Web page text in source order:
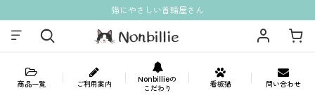
猫にやさしい首輪屋さん
商品一覧 ご利用案内
Nonbillieの
こだわり
看板猫 問い合わせ